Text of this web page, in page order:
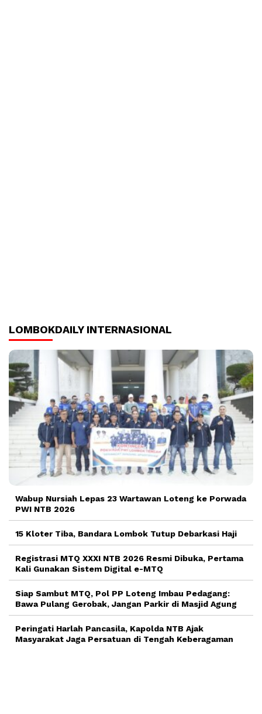
LOMBOKDAILY INTERNASIONAL
Wabup Nursiah Lepas 23 Wartawan Loteng ke Porwada
PWI NTB 2026
15 Kloter Tiba, Bandara Lombok Tutup Debarkasi Haji
Registrasi MTQ XXXI NTB 2026 Resmi Dibuka, Pertama
Kali Gunakan Sistem Digital e-MTQ
Siap Sambut MTQ, Pol PP Loteng Imbau Pedagang:
Bawa Pulang Gerobak, Jangan Parkir di Masjid Agung
Peringati Harlah Pancasila, Kapolda NTB Ajak
Masyarakat Jaga Persatuan di Tengah Keberagaman